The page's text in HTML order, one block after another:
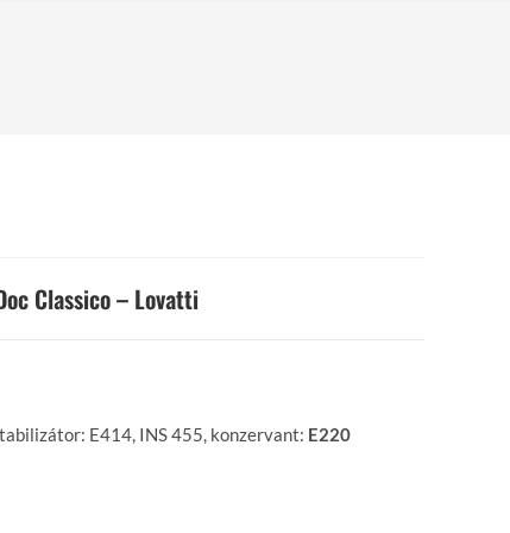
Classico – Lovatti
E414, INS 455, konzervant: E220